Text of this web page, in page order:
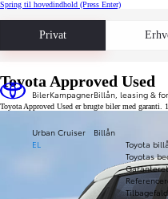
Spring til hovedindhold (Press Enter)
Privat
Biler
Urban Cruiser
EL
KampagnerBillån, leasing &
Billån
Toyota
Toyotas
Toyota Approved Used
Toyota Approved Used er brugte biler med